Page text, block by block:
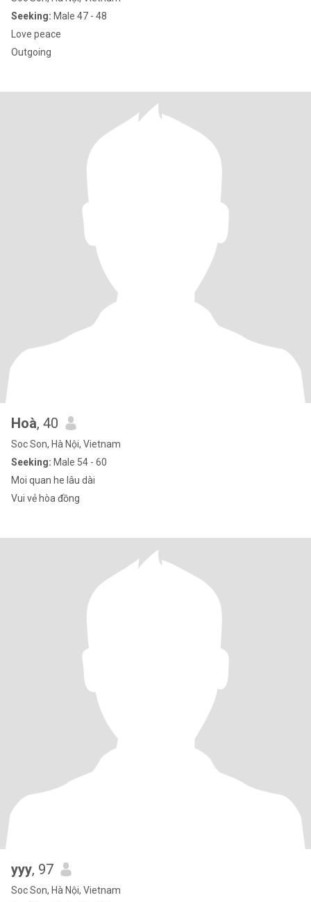
Seeking: Male 47 - 48
Love peace
Outgoing
Hoà, 40
Soc Son, Hà Nội, Vietnam
Seeking: Male 54 - 60
Moi quan he lâu dài
Vui vẻ hòa đồng
yyy, 97
Soc Son, Hà Nội, Vietnam